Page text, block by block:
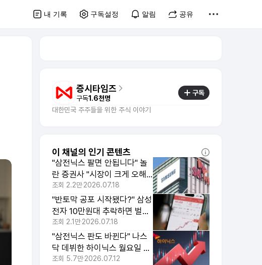
내 기록 구독설정 알림 공유
증시타임즈
구독1.6천명
구독
대한민국 주주들을 위한 주식 이야기
이 채널의 인기 콘텐츠
"삼전닉스 팔면 안됩니다" 놀
란 증권사 "시장이 크게 오해
했다"
조회 2.2만2026.07.18
"반토막 공포 시작됐다?" 삼성
전자 10만원대 추락하면 벌어
질 일
조회 2.1만2026.07.18
"삼전닉스 판도 바뀐다" 나스
닥 데뷔한 하이닉스 월요일 전
망 보니
조회 5.7만2026.07.12